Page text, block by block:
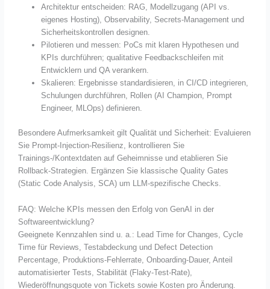
Architektur entscheiden: RAG, Modellzugang (API vs.
eigenes Hosting), Observability, Secrets-Management und
Sicherheitskontrollen designen.
Pilotieren und messen: PoCs mit klaren Hypothesen und
KPIs durchführen; qualitative Feedbackschleifen mit
Entwicklern und QA verankern.
Skalieren: Ergebnisse standardisieren, in CI/CD integrieren,
Schulungen durchführen, Rollen (AI Champion, Prompt
Engineer, MLOps) definieren.
Besondere Aufmerksamkeit gilt Qualität und Sicherheit: Evaluieren
Sie Prompt-Injection-Resilienz, kontrollieren Sie
Trainings-/Kontextdaten auf Geheimnisse und etablieren Sie
Rollback-Strategien. Ergänzen Sie klassische Quality Gates
(Static Code Analysis, SCA) um LLM-spezifische Checks.
FAQ: Welche KPIs messen den Erfolg von GenAI in der
Softwareentwicklung?
Geeignete Kennzahlen sind u. a.: Lead Time for Changes, Cycle
Time für Reviews, Testabdeckung und Defect Detection
Percentage, Produktions-Fehlerrate, Onboarding-Dauer, Anteil
automatisierter Tests, Stabilität (Flaky-Test-Rate),
Wiederöffnungsquote von Tickets sowie Kosten pro Änderung.